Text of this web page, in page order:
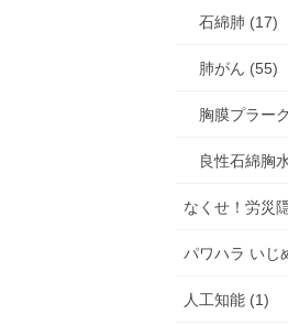
石綿肺 (17)
肺がん (55)
胸膜プラー
良性石綿胸
なくせ！労災
パワハラ いじ
人工知能 (1)